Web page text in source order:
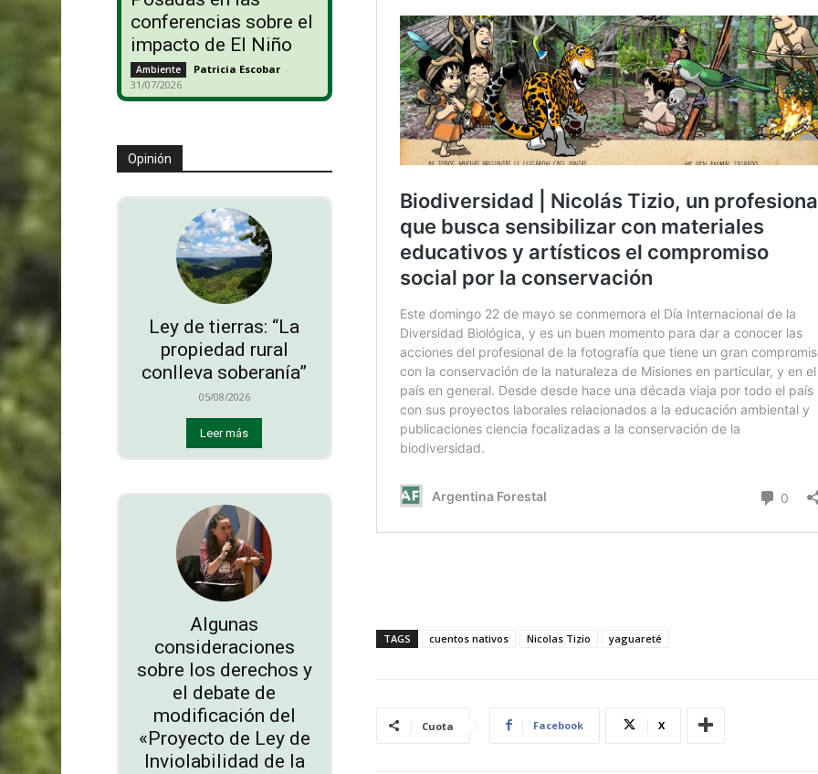
conferencias sobre el
impacto de El Niño
Ambiente Patricia Escobar -
31/07/2026
Opinión
Ley de tierras: “La
propiedad rural
conlleva soberanía”
05/08/2026
Leer más
Algunas
consideraciones
sobre los derechos y
el debate de
modificación del
«Proyecto de Ley de
Inviolabilidad de la
TAGS cuentos nativos Nicolas Tizio yaguareté
Cuota Facebook X